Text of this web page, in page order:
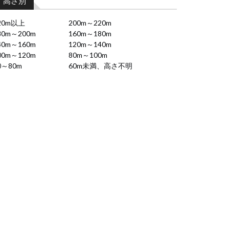
以上
200m～220m
～200m
160m～180m
～160m
120m～140m
～120m
80m～100m
80m
60m未満、高さ不明